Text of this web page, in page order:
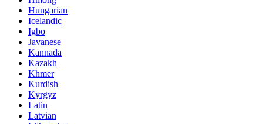
Hungarian
Icelandic
Igbo
Javanese
Kannada
Kazakh
Khmer
Kurdish
Kyrgyz
Latin
Latvian